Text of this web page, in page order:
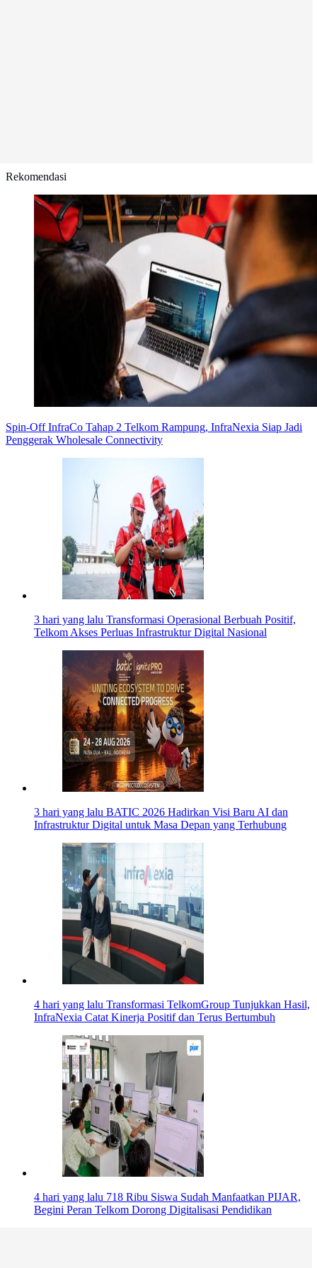
Rekomendasi
Spin-Off InfraCo Tahap 2 Telkom Rampung, InfraNexia Siap Jadi
Penggerak Wholesale Connectivity
3 hari yang lalu Transformasi Operasional Berbuah Positif,
Telkom Akses Perluas Infrastruktur Digital Nasional
3 hari yang lalu BATIC 2026 Hadirkan Visi Baru AI dan
Infrastruktur Digital untuk Masa Depan yang Terhubung
4 hari yang lalu Transformasi TelkomGroup Tunjukkan Hasil,
InfraNexia Catat Kinerja Positif dan Terus Bertumbuh
4 hari yang lalu 718 Ribu Siswa Sudah Manfaatkan PIJAR,
Begini Peran Telkom Dorong Digitalisasi Pendidikan